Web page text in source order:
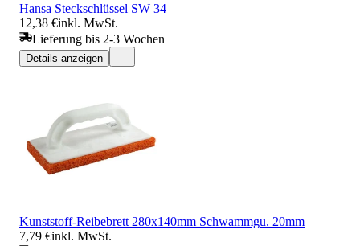
Hansa Steckschlüssel SW 34
12,38 €inkl. MwSt.
Lieferung bis 2-3 Wochen
Details anzeigen
Kunststoff-Reibebrett 280x140mm Schwammgu. 20mm
7,79 €inkl. MwSt.